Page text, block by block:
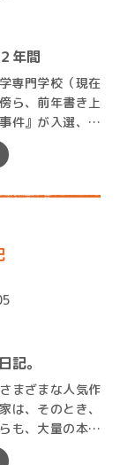
年間
専門学校（現在
ら、前年書き上
件』が入選、人
記。
まざまな人気作
は、そのとき、
も、大量の本と